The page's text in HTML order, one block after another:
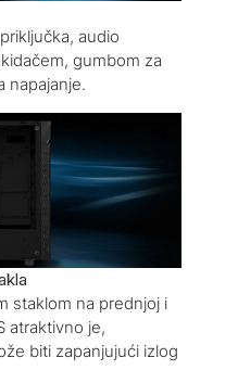
audio
gumbom za
napajanje.
staklom na prednjoj i
atraktivno je,
biti zapanjujući izlog